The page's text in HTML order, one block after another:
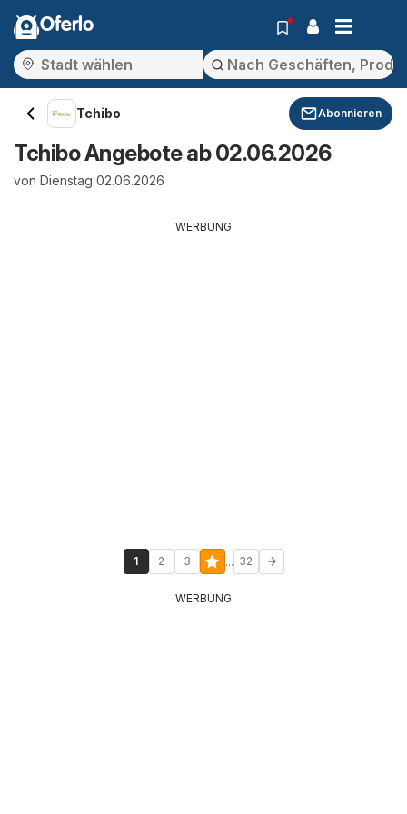
Oferlo
Tchibo Abonnieren
Tchibo Angebote ab 02.06.2026
von Dienstag 02.06.2026
WERBUNG
1 2 3 ... 32
WERBUNG